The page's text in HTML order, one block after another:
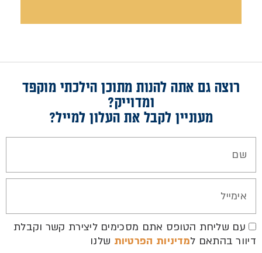
רוצה גם אתה להנות מתוכן הילכתי מוקפד
ומדוייק?
מעוניין לקבל את העלון למייל?
עם שליחת הטופס אתם מסכימים ליצירת קשר וקבלת
דיוור בהתאם למדיניות הפרטיות שלנו